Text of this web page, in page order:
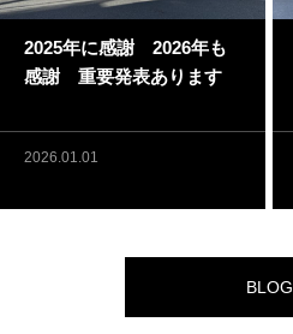
2025年に感謝 2026年も
感謝 重要発表あります
2026.01.01
BLOG